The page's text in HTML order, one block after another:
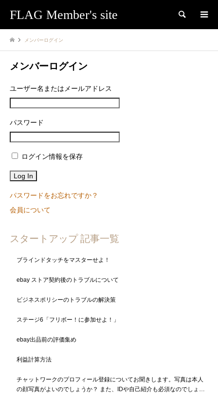
FLAG Member's site 検索
メンバーログイン
メンバーログイン
ユーザー名またはメールアドレス
パスワード
ログイン情報を保存
パスワードをお忘れですか？
会員について
スタートアップ 記事一覧
ブラインドタッチをマスターせよ！
ebay ストア契約後のトラブルについて
ビジネスポリシーのトラブルの解決策
ステージ6「フリボー！に参加せよ！」
ebay出品前の評価集め
利益計算方法
チャットワークのプロフィール登録についてお聞きします。写真は本人
の顔写真がよいのでしょうか？ また、IDや自己紹介も必須なのでしょう